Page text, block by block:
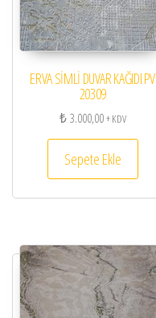
ERVA SİMLİ DUVAR KAĞIDI PV
20309
₺3.000,00+ KDV
Sepete Ekle